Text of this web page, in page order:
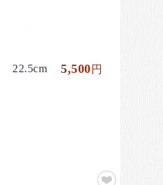
22.5cm 5,500円